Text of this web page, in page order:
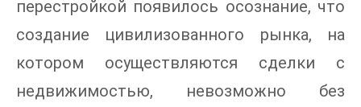
перестройкой появилось осознание, что
создание цивилизованного рынка, на
котором осуществляются сделки с
недвижимостью, невозможно без